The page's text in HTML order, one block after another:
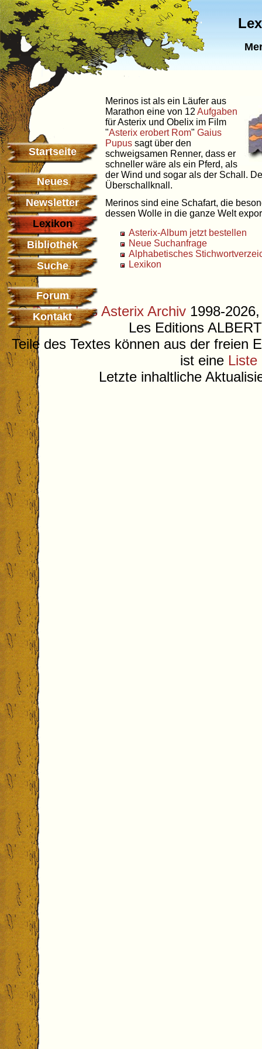
Startseite
Neues
Newsletter
Lexikon
Bibliothek
Suche
Forum
Kontakt
Merinos ist als ein Läufer aus
Marathon eine von 12 Aufgaben
für Asterix und Obelix im Film
"Asterix erobert Rom" Gaius
Pupus sagt über den
schweigsamen Renner, dass er
schneller wäre als ein Pferd, als
der Wind und sogar als der Schall.
Überschallknall.
Merinos sind eine Schafart, die
dessen Wolle in die ganze Welt
Asterix-Album jetzt bestellen
Neue Suchanfrage
Alphabetisches
Lexikon
©Deutsches Asterix Archiv 1998-
Les Editions
Teile des Textes können aus der freien
ist eine Liste
Letzte inhaltliche